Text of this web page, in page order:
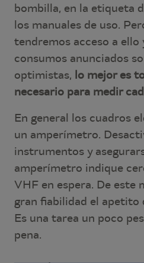
bombilla, en la etiqueta
los manuales de uso.
tendremos acceso a ello
consumos anunciados
optimistas, lo mejor es
necesario para medir
En general los cuadros
un amperímetro.
instrumentos y
amperímetro indique
VHF en espera. De este
gran fiabilidad el apetito
Es una tarea un poco
pena.